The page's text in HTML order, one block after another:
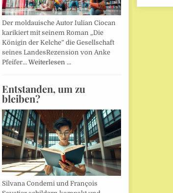
Der moldauische Autor Iulian Ciocan
karikiert mit seinem Roman „Die
Königin der Kelche” die Gesellschaft
seines LandesRezension von Anke
Pfeifer… Weiterlesen …
Entstanden, um zu
bleiben?
Silvana Condemi und François